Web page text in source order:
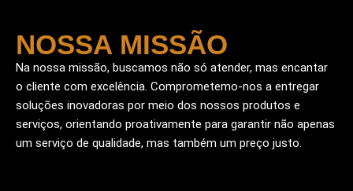
NOSSA MISSÃO
Na nossa missão, buscamos não só atender, mas encantar
o cliente com excelência. Comprometemo-nos a entregar
soluções inovadoras por meio dos nossos produtos e
serviços, orientando proativamente para garantir não apenas
um serviço de qualidade, mas também um preço justo.